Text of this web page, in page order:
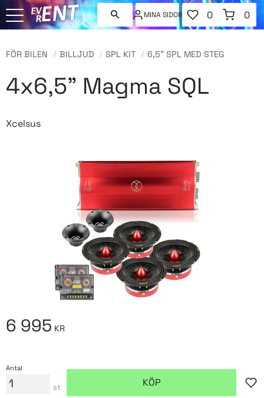
MINA SIDOR
FAVORITER
ANTAL
0
KUNDVAGN
0
FÖR BILEN BILLJUD SPL KIT 6,5" SPL MED STEG
4x6,5" Magma SQL
Xcelsus
6 995 KR
Antal
st KÖP